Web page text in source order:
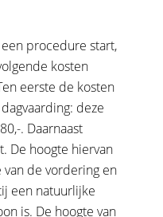
procedure start,
kosten
eerste de kosten
deze
. Daarnaast
De hoogte hiervan
van de vordering en
een natuurlijke
is. De hoogte van